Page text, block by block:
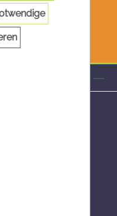
ist im
registriert